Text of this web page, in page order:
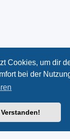
Cookies, um dir
bei der
Verstanden!